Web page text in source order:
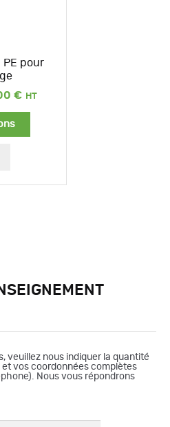
PE pour
€
Plage
veuillez nous indiquer la quantité
vos coordonnées complètes
Nous vous répondrons